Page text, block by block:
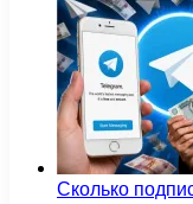
Сколько